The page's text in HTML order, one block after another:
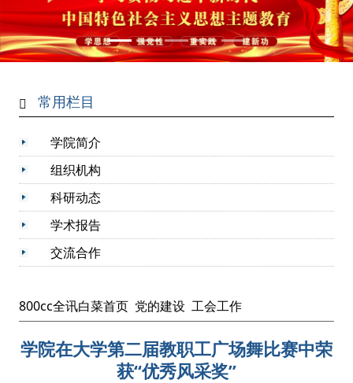
常用栏目
学院简介
组织机构
科研动态
学术报告
交流合作
800cc全讯白菜首页 党的建设 工会工作
学院在大学第二届教职工广场舞比赛中荣
获“优秀风采奖”